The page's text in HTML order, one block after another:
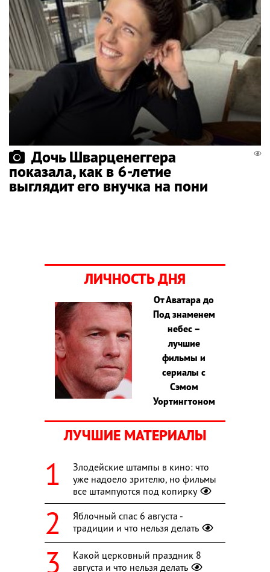
Дочь Шварценеггера
показала, как в 6-летие
выглядит его внучка на пони
ЛИЧНОСТЬ ДНЯ
От Аватара до
Под знаменем
небес –
лучшие
фильмы и
сериалы с
Сэмом
Уортингтоном
ЛУЧШИЕ МАТЕРИАЛЫ
Злодейские штампы в кино: что
уже надоело зрителю, но фильмы
все штампуются под копирку
Яблочный спас 6 августа -
традиции и что нельзя делать
Какой церковный праздник 8
августа и что нельзя делать